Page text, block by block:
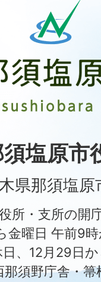
塩原市
県那須塩原
所・支所の開
金曜日 午前9
日、12月29日
那須野庁舎・